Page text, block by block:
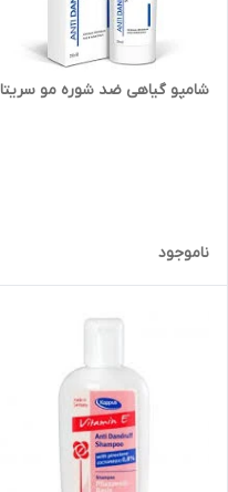
شامپو گیاهی ضد شوره مو سریتا
ناموجود